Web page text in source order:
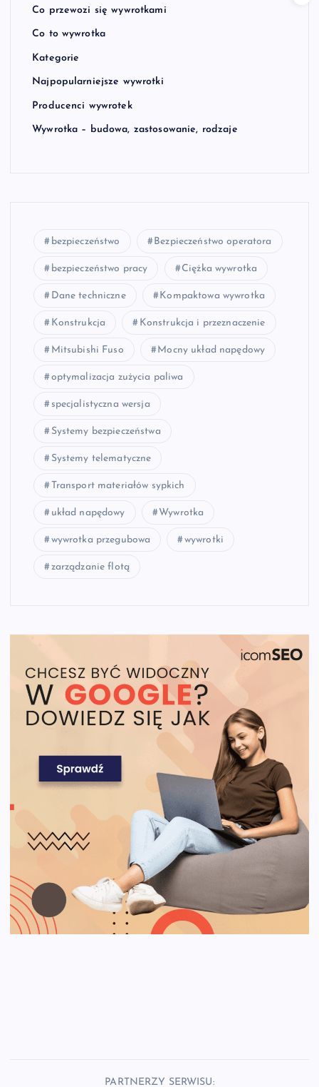
Co przewozi się wywrotkami
Co to wywrotka
Kategorie
Najpopularniejsze wywrotki
Producenci wywrotek
Wywrotka – budowa, zastosowanie, rodzaje
bezpieczeństwo Bezpieczeństwo operatora
bezpieczeństwo pracy Ciężka wywrotka
Dane techniczne Kompaktowa wywrotka
Konstrukcja Konstrukcja i przeznaczenie
Mitsubishi Fuso Mocny układ napędowy
optymalizacja zużycia paliwa
specjalistyczna wersja
Systemy bezpieczeństwa
Systemy telematyczne
Transport materiałów sypkich
układ napędowy Wywrotka
wywrotka przegubowa wywrotki
zarządzanie flotą
PARTNERZY SERWISU: